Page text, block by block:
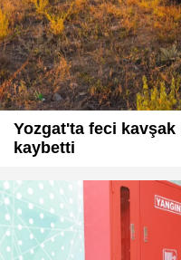
Yozgat'ta feci kavşak
kaybetti